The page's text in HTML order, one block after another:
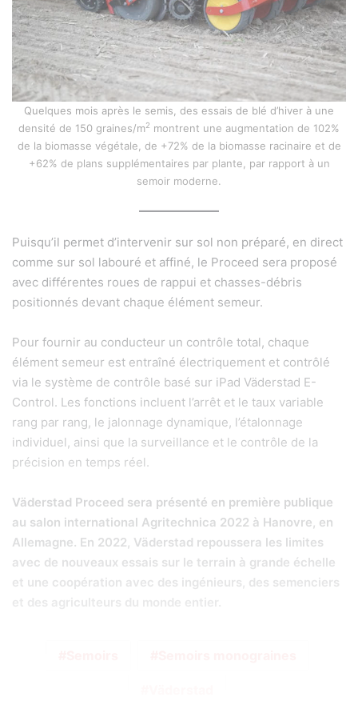
Quelques mois après le semis, des essais de blé d’hiver à une
densité de 150 graines/m2 montrent une augmentation de 102%
de la biomasse végétale, de +72% de la biomasse racinaire et de
+62% de plans supplémentaires par plante, par rapport à un
semoir moderne.
Puisqu’il permet d’intervenir sur sol non préparé, en direct
comme sur sol labouré et affiné, le Proceed sera proposé
avec différentes roues de rappui et chasses-débris
positionnés devant chaque élément semeur.
Pour fournir au conducteur un contrôle total, chaque
élément semeur est entraîné électriquement et contrôlé
via le système de contrôle basé sur iPad Väderstad E-
Control. Les fonctions incluent l’arrêt et le taux variable
rang par rang, le jalonnage dynamique, l’étalonnage
individuel, ainsi que la surveillance et le contrôle de la
précision en temps réel.
Väderstad Proceed sera présenté en première publique
au salon international Agritechnica 2022 à Hanovre, en
Allemagne. En 2022, Väderstad repoussera les limites
avec de nouveaux essais sur le terrain à grande échelle
et une coopération avec des ingénieurs, des semenciers